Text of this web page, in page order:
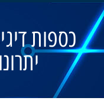
כספות